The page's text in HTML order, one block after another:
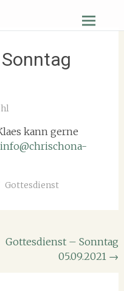
Hüttenberg
kann gerne
info@chrischona-
Gottesdienst
Gottesdienst – Sonntag
05.09.2021 →